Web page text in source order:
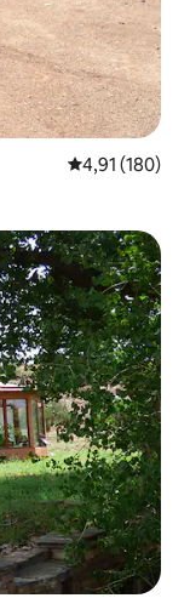
Gemiddelde
4,91 (180)